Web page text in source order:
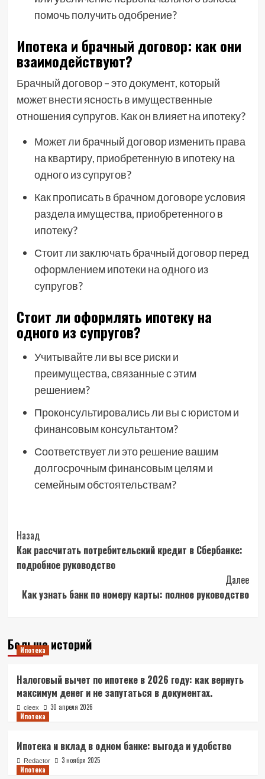
помочь получить одобрение?
Ипотека и брачный договор: как они
взаимодействуют?
Брачный договор – это документ, который
может внести ясность в имущественные
отношения супругов. Как он влияет на ипотеку?
Может ли брачный договор изменить права
на квартиру, приобретенную в ипотеку на
одного из супругов?
Как прописать в брачном договоре условия
раздела имущества, приобретенного в
ипотеку?
Стоит ли заключать брачный договор перед
оформлением ипотеки на одного из
супругов?
Стоит ли оформлять ипотеку на
одного из супругов?
Учитывайте ли вы все риски и
преимущества, связанные с этим
решением?
Проконсультировались ли вы с юристом и
финансовым консультантом?
Соответствует ли это решение вашим
долгосрочным финансовым целям и
семейным обстоятельствам?
Post
Navigation
Назад
Как рассчитать потребительский кредит в Сбербанке:
подробное руководство
Далее
Как узнать банк по номеру карты: полное руководство
Больше историй
Ипотека
Налоговый вычет по ипотеке в 2026 году: как вернуть
максимум денег и не запутаться в документах.
cleex
30 апреля 2026
Ипотека
Ипотека и вклад в одном банке: выгода и удобство
Redactor
3 ноября 2025
Ипотека